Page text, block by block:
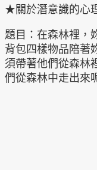
★關於潛意識的心
題目：在森林裡，
背包四樣物品陪著
須帶著他們從森林
們從森林中走出來